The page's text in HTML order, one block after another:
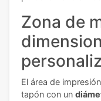
Zona de
El área de
tapón con un